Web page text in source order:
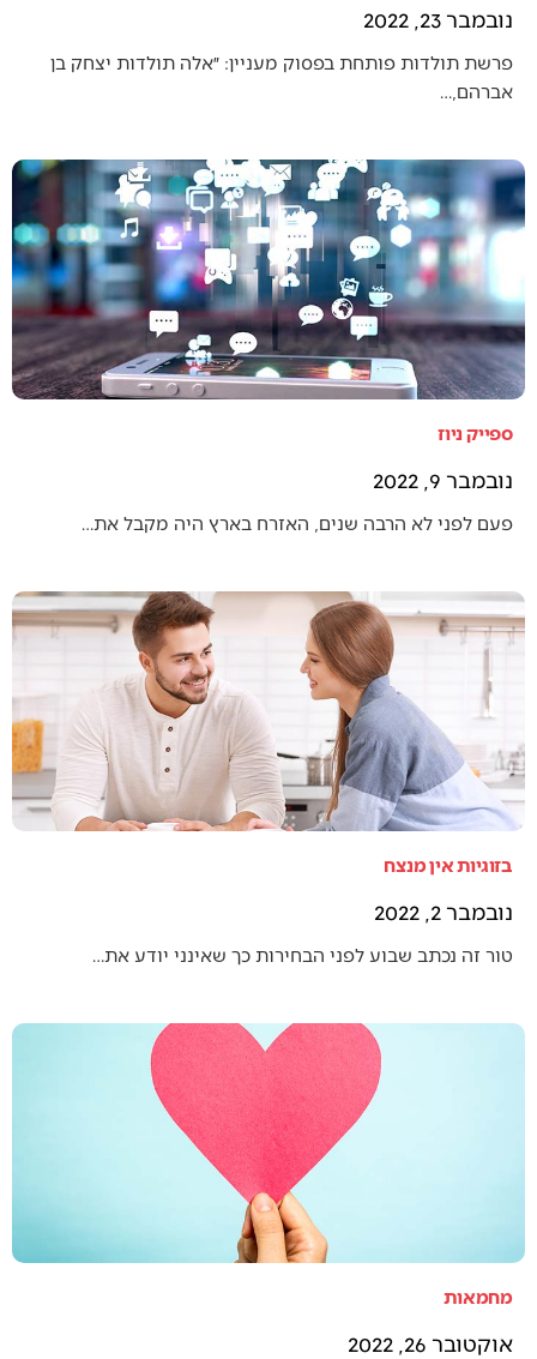
נובמבר 23, 2022
פרשת תולדות פותחת בפסוק מעניין: ״אלה תולדות יצחק בן
אברהם,…
ספייק ניוז
נובמבר 9, 2022
פעם לפני לא הרבה שנים, האזרח בארץ היה מקבל את…
בזוגיות אין מנצח
נובמבר 2, 2022
טור זה נכתב שבוע לפני הבחירות כך שאינני יודע את…
מחמאות
אוקטובר 26, 2022